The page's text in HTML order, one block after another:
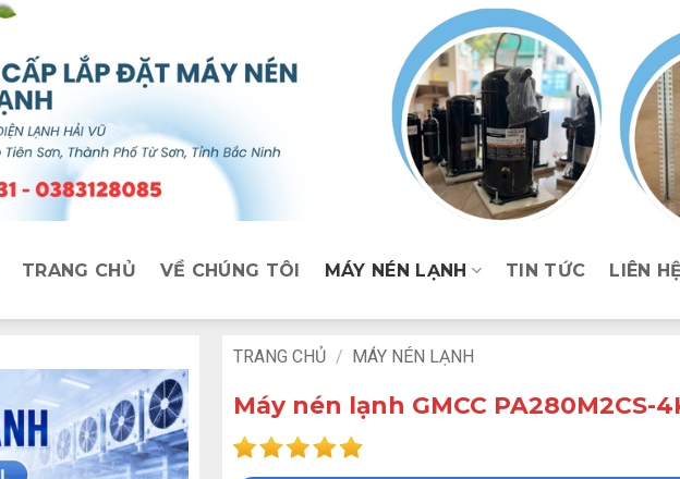
TRANG CHỦ VỀ CHÚNG TÔI MÁY NÉN LẠNH TIN TỨC LIÊN HỆ
TRANG CHỦ / MÁY NÉN LẠNH
Máy nén lạnh GMCC PA280M2CS-